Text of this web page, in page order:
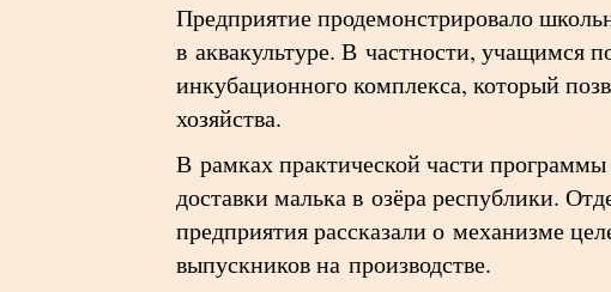
Предприятие продемонстрировало
в аквакультуре. В частности, учащимся
инкубационного комплекса, который
хозяйства.
В рамках практической части
доставки малька в озёра республики.
предприятия рассказали о механизме
выпускников на производстве.